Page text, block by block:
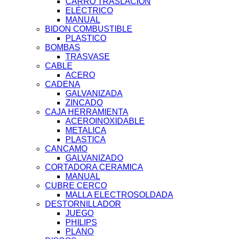
ELÉCTRICO
MANUAL
BIDON COMBUSTIBLE
PLASTICO
BOMBAS
TRASVASE
CABLE
ACERO
CADENA
GALVANIZADA
ZINCADO
CAJA HERRAMIENTA
ACEROINOXIDABLE
METALICA
PLASTICA
CANCAMO
GALVANIZADO
CORTADORA CERAMICA
MANUAL
CUBRE CERCO
MALLA ELECTROSOLDADA
DESTORNILLADOR
JUEGO
PHILIPS
PLANO